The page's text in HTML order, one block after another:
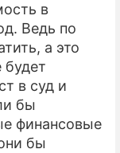
в
Ведь по
а это
будет
в суд и
бы
финансовые
бы